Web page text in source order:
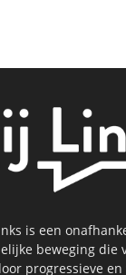
is een
beweging die
progressieve